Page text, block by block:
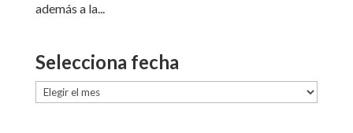
además a la...
Selecciona fecha
Selecciona